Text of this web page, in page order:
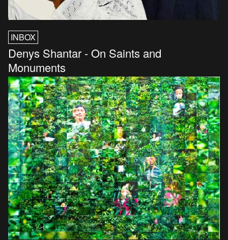
INBOX
Denys Shantar - On Saints and
Monuments